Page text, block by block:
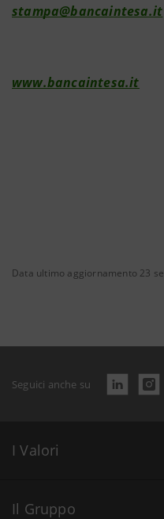
stampa@bancaintesa.it
www.bancaintesa.it
Data ultimo aggiornamento 23
Seguici anche su
I Valori
Il Gruppo